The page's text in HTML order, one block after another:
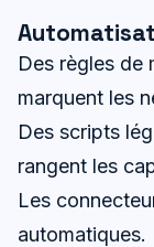
Des règles de
marquent les
Des scripts
rangent les
Les
automatiques.